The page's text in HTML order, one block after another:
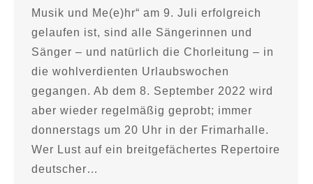
Musik und Me(e)hr“ am 9. Juli erfolgreich
gelaufen ist, sind alle Sängerinnen und
Sänger – und natürlich die Chorleitung – in
die wohlverdienten Urlaubswochen
gegangen. Ab dem 8. September 2022 wird
aber wieder regelmäßig geprobt; immer
donnerstags um 20 Uhr in der Frimarhalle.
Wer Lust auf ein breitgefächertes Repertoire
deutscher…